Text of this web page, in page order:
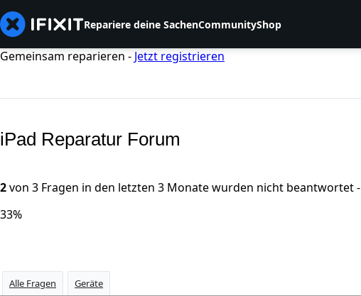
Repariere deine SachenCommunityShop
Gemeinsam reparieren - Jetzt registrieren
iPad Reparatur Forum
2von 3 Fragen in den letzten 3 Monate wurden nicht beantwortet -
33%
Alle Fragen Geräte